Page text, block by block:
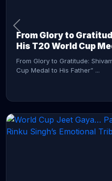
From Glory to
His T20 World Cup
From Glory to Gratitude:
Cup Medal to His Father” ...